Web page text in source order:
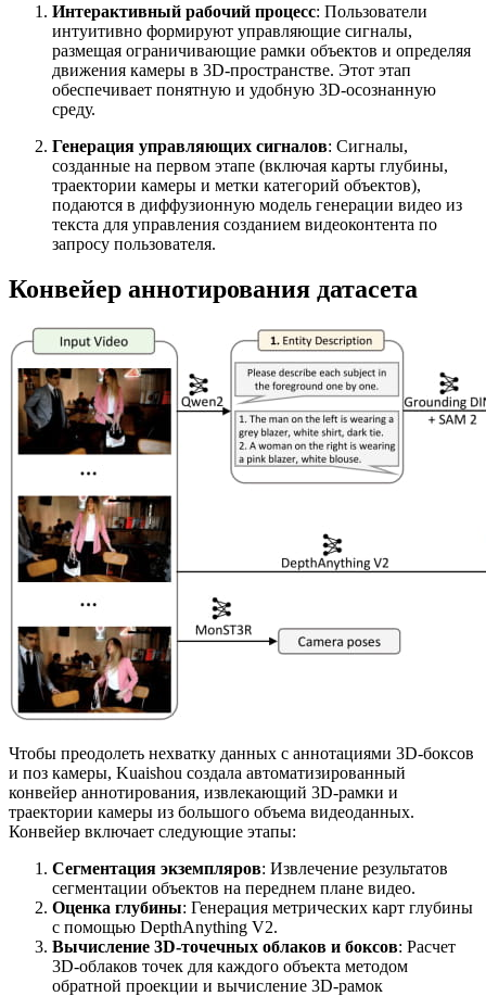
Интерактивный рабочий процесс: Пользователи
интуитивно формируют управляющие сигналы,
размещая ограничивающие рамки объектов и определяя
движения камеры в 3D-пространстве. Этот этап
обеспечивает понятную и удобную 3D-осознанную
среду.
Генерация управляющих сигналов: Сигналы,
созданные на первом этапе (включая карты глубины,
траектории камеры и метки категорий объектов),
подаются в диффузионную модель генерации видео из
текста для управления созданием видеоконтента по
запросу пользователя.
Конвейер аннотирования датасета
Чтобы преодолеть нехватку данных с аннотациями 3D-боксов
и поз камеры, Kuaishou создала автоматизированный
конвейер аннотирования, извлекающий 3D-рамки и
траектории камеры из большого объема видеоданных.
Конвейер включает следующие этапы:
Сегментация экземпляров: Извлечение результатов
сегментации объектов на переднем плане видео.
Оценка глубины: Генерация метрических карт глубины
с помощью DepthAnything V2.
Вычисление 3D-точечных облаков и боксов: Расчет
3D-облаков точек для каждого объекта методом
обратной проекции и вычисление 3D-рамок